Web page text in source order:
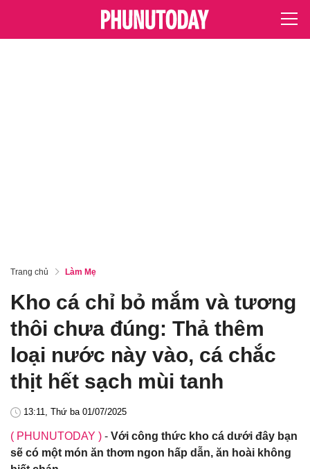
Trang chủ Làm Mẹ
Kho cá chỉ bỏ mắm và tương
thôi chưa đúng: Thả thêm
loại nước này vào, cá chắc
thịt hết sạch mùi tanh
13:11, Thứ ba 01/07/2025
( PHUNUTODAY ) - Với công thức kho cá dưới đây bạn
sẽ có một món ăn thơm ngon hấp dẫn, ăn hoài không